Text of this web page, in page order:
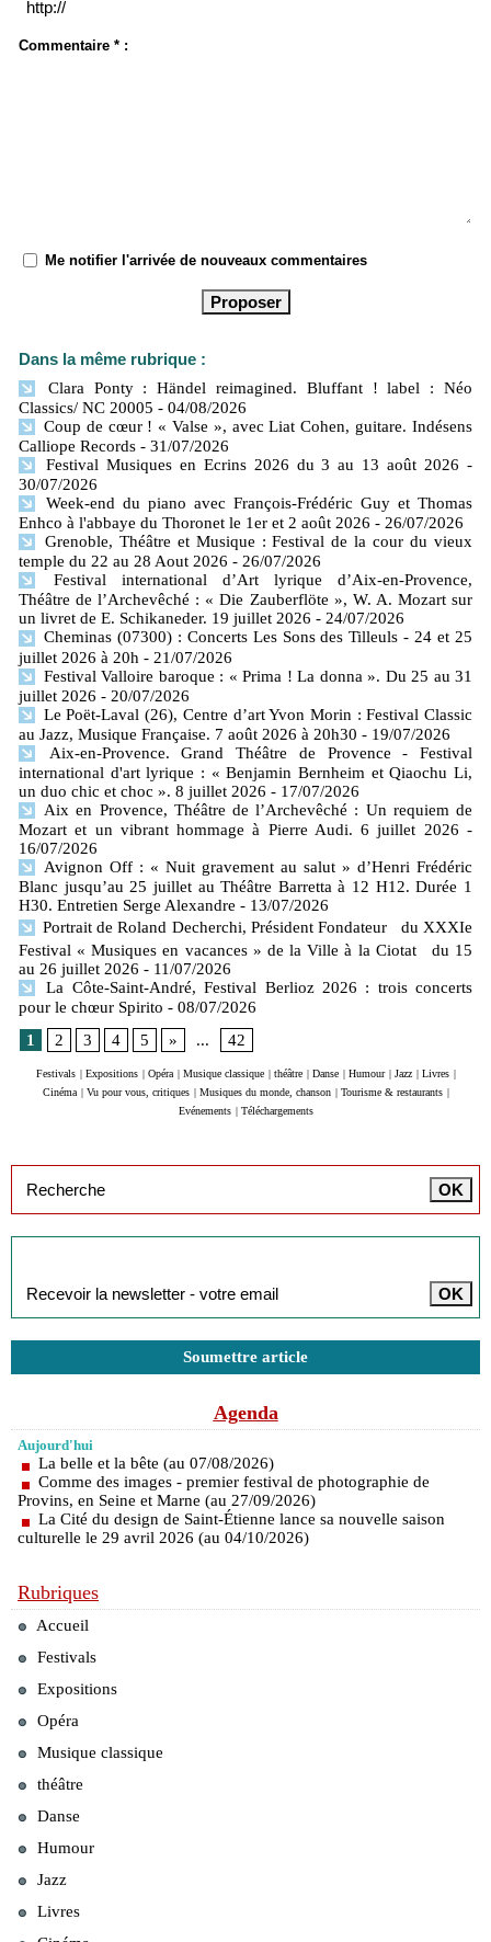
Commentaire * :
Me notifier l'arrivée de nouveaux commentaires
Dans la même rubrique :
Clara Ponty : Händel reimagined. Bluffant ! label : Néo
Classics/ NC 20005 - 04/08/2026
Coup de cœur ! « Valse », avec Liat Cohen, guitare. Indésens
Calliope Records - 31/07/2026
Festival Musiques en Ecrins 2026 du 3 au 13 août 2026 -
30/07/2026
Week-end du piano avec François-Frédéric Guy et Thomas
Enhco à l'abbaye du Thoronet le 1er et 2 août 2026 - 26/07/2026
Grenoble, Théâtre et Musique : Festival de la cour du vieux
temple du 22 au 28 Aout 2026 - 26/07/2026
Festival international d’Art lyrique d’Aix-en-Provence,
Théâtre de l’Archevêché : « Die Zauberflöte », W. A. Mozart sur
un livret de E. Schikaneder. 19 juillet 2026 - 24/07/2026
Cheminas (07300) : Concerts Les Sons des Tilleuls - 24 et 25
juillet 2026 à 20h - 21/07/2026
Festival Valloire baroque : « Prima ! La donna ». Du 25 au 31
juillet 2026 - 20/07/2026
Le Poët-Laval (26), Centre d’art Yvon Morin : Festival Classic
au Jazz, Musique Française. 7 août 2026 à 20h30 - 19/07/2026
Aix-en-Provence. Grand Théâtre de Provence - Festival
international d'art lyrique : « Benjamin Bernheim et Qiaochu Li,
un duo chic et choc ». 8 juillet 2026 - 17/07/2026
Aix en Provence, Théâtre de l’Archevêché : Un requiem de
Mozart et un vibrant hommage à Pierre Audi. 6 juillet 2026 -
16/07/2026
Avignon Off : « Nuit gravement au salut » d’Henri Frédéric
Blanc jusqu’au 25 juillet au Théâtre Barretta à 12 H12. Durée 1
H30. Entretien Serge Alexandre - 13/07/2026
Portrait de Roland Decherchi, Président Fondateur du XXXIe
Festival « Musiques en vacances » de la Ville à la Ciotat du 15
au 26 juillet 2026 - 11/07/2026
La Côte-Saint-André, Festival Berlioz 2026 : trois concerts
pour le chœur Spirito - 08/07/2026
1
2 3 4 5 » ... 42
Festivals | Expositions | Opéra | Musique classique | théâtre | Danse | Humour | Jazz | Livres |
Cinéma | Vu pour vous, critiques | Musiques du monde, chanson | Tourisme & restaurants |
Evénements | Téléchargements
Soumettre article
Agenda
Aujourd'hui
La belle et la bête (au 07/08/2026)
Comme des images - premier festival de photographie de
Provins, en Seine et Marne (au 27/09/2026)
La Cité du design de Saint-Étienne lance sa nouvelle saison
culturelle le 29 avril 2026 (au 04/10/2026)
Rubriques
Accueil
Festivals
Expositions
Opéra
Musique classique
théâtre
Danse
Humour
Jazz
Livres